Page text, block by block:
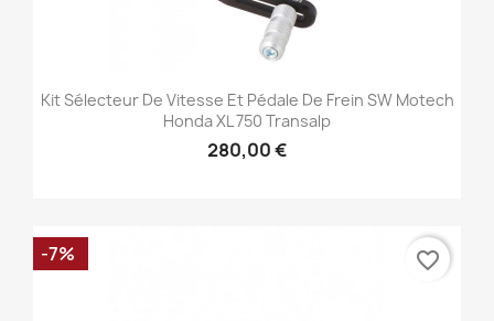
Kit Sélecteur De Vitesse Et Pédale De Frein SW Motech
Honda XL 750 Transalp
280,00 €
-7% favorite_border